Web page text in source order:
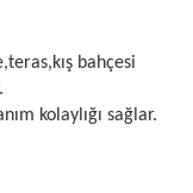
bahçesi
kolaylığı sağlar.